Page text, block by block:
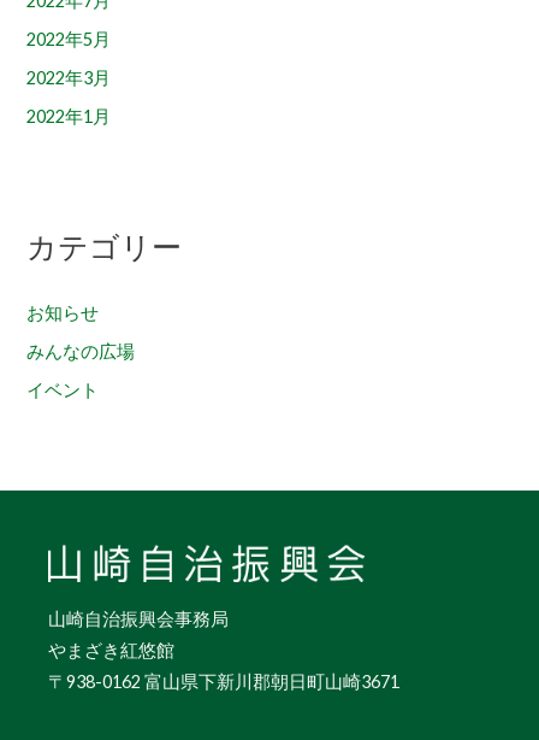
2022年5月
2022年3月
2022年1月
カテゴリー
お知らせ
みんなの広場
イベント
山崎自治振興会事務局
やまざき紅悠館
〒938-0162 富山県下新川郡朝日町山崎3671